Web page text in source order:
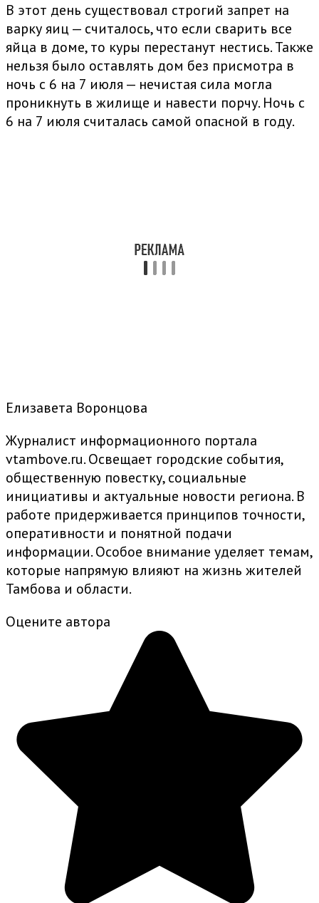
В этот день существовал строгий запрет на
варку яиц — считалось, что если сварить все
яйца в доме, то куры перестанут нестись. Также
нельзя было оставлять дом без присмотра в
ночь с 6 на 7 июля — нечистая сила могла
проникнуть в жилище и навести порчу. Ночь с
6 на 7 июля считалась самой опасной в году.
Елизавета Воронцова
Журналист информационного портала
vtambove.ru. Освещает городские события,
общественную повестку, социальные
инициативы и актуальные новости региона. В
работе придерживается принципов точности,
оперативности и понятной подачи
информации. Особое внимание уделяет темам,
которые напрямую влияют на жизнь жителей
Тамбова и области.
Оцените автора